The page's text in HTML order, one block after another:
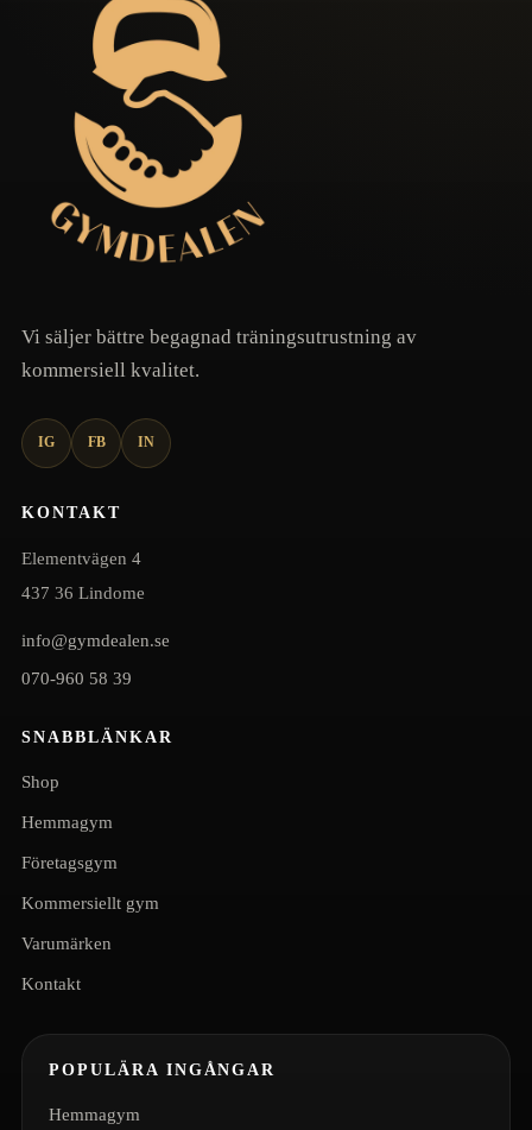
Vi säljer bättre begagnad träningsutrustning av
kommersiell kvalitet.
IG FB IN
KONTAKT
Elementvägen 4
437 36 Lindome
info@gymdealen.se
070-960 58 39
SNABBLÄNKAR
Shop
Hemmagym
Företagsgym
Kommersiellt gym
Varumärken
Kontakt
POPULÄRA INGÅNGAR
Hemmagym